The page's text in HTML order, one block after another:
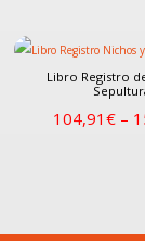
Libro Registro
104,91 €–